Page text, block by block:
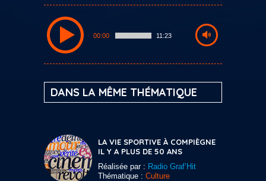
00:00 11:23
DANS LA MÊME THÉMATIQUE
LA VIE SPORTIVE À COMPIÈGNE
IL Y A PLUS DE 50 ANS
Réalisée par : Radio Graf’Hit
Thématique : Culture